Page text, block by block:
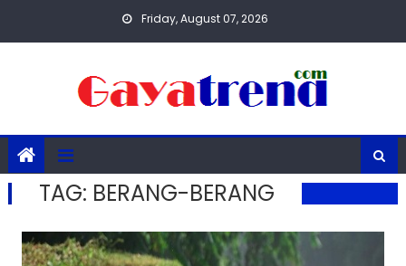
Friday, August 07, 2026
TAG: BERANG-BERANG